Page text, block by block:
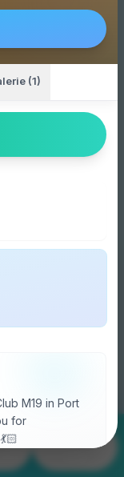
OK
on your
find the
(1)
M19 in Port
for